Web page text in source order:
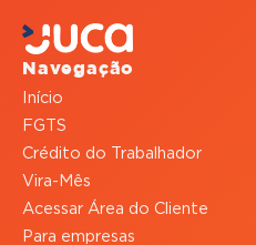
Navegação
Início
FGTS
Crédito do Trabalhador
Vira-Mês
Acessar Área do Cliente
Para empresas